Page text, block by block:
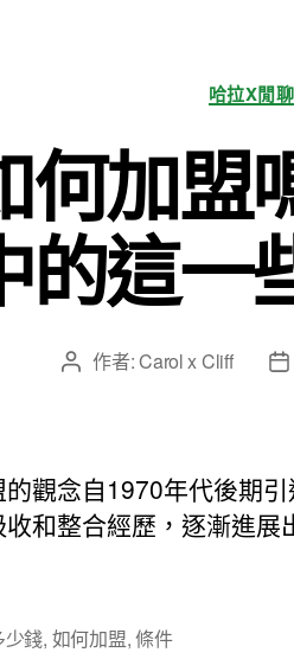
分
類
哈拉X閒聊
何加盟
這一
文 作者:Carol x Cliff
文
日
觀念自1970年代後期
和整合經歷，逐漸進展
少錢, 如何加盟,條件